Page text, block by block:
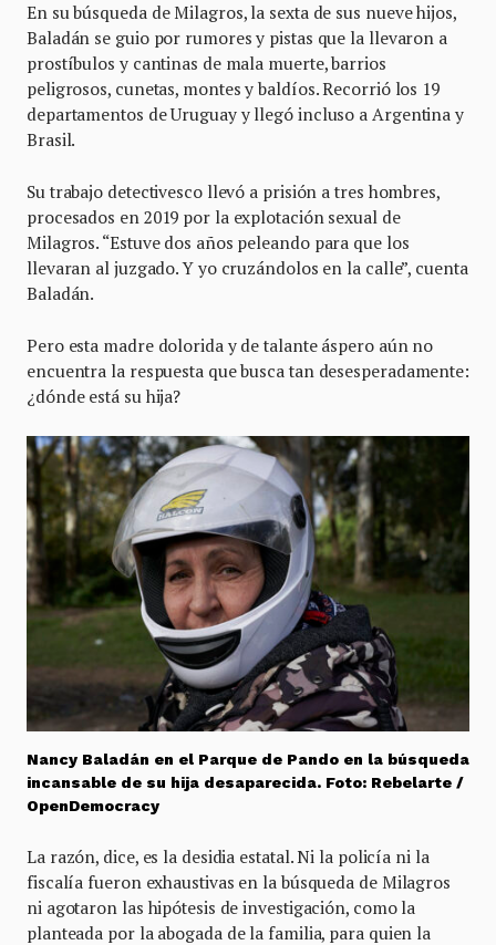
En su búsqueda de Milagros, la sexta de sus nueve hijos,
Baladán se guio por rumores y pistas que la llevaron a
prostíbulos y cantinas de mala muerte, barrios
peligrosos, cunetas, montes y baldíos. Recorrió los 19
departamentos de Uruguay y llegó incluso a Argentina y
Brasil.
Su trabajo detectivesco llevó a prisión a tres hombres,
procesados en 2019 por la explotación sexual de
Milagros. “Estuve dos años peleando para que los
llevaran al juzgado. Y yo cruzándolos en la calle”, cuenta
Baladán.
Pero esta madre dolorida y de talante áspero aún no
encuentra la respuesta que busca tan desesperadamente:
¿dónde está su hija?
Nancy Baladán en el Parque de Pando en la búsqueda
incansable de su hija desaparecida. Foto: Rebelarte /
OpenDemocracy
La razón, dice, es la desidia estatal. Ni la policía ni la
fiscalía fueron exhaustivas en la búsqueda de Milagros
ni agotaron las hipótesis de investigación, como la
planteada por la abogada de la familia, para quien la